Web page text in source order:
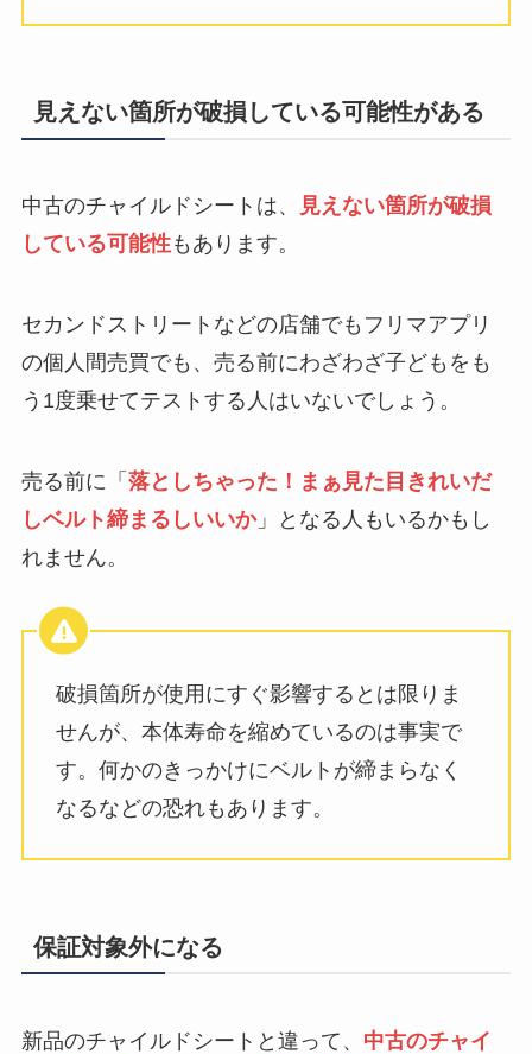
見えない箇所が破損している可能性がある
中古のチャイルドシートは、
見えない箇所が破損
している可能性もあります。
セカンドストリートなどの店舗でもフリマアプリ
の個人間売買でも、売る前にわざわざ子どもをも
う1度乗せてテストする人はいないでしょう。
売る前に「 落としちゃった！まぁ見た目きれいだ
しベルト締まるしいいか」となる人もいるかもし
れません。
破損箇所が使用にすぐ影響するとは限りま
せんが、本体寿命を縮めているのは事実で
す。何かのきっかけにベルトが締まらなく
なるなどの恐れもあります。
保証対象外になる
新品のチャイルドシートと違って、 中古のチャイ